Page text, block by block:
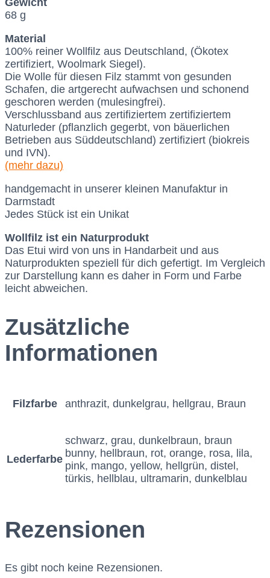
68 g
Material
100% reiner Wollfilz aus Deutschland, (Ökotex
zertifiziert, Woolmark Siegel).
Die Wolle für diesen Filz stammt von gesunden
Schafen, die artgerecht aufwachsen und schonend
geschoren werden (mulesingfrei).
Verschlussband aus zertifiziertem zertifiziertem
Naturleder (pflanzlich gegerbt, von bäuerlichen
Betrieben aus Süddeutschland) zertifiziert (biokreis
und IVN).
(mehr dazu)
handgemacht in unserer kleinen Manufaktur in
Darmstadt
Jedes Stück ist ein Unikat
Wollfilz ist ein Naturprodukt
Das Etui wird von uns in Handarbeit und aus
Naturprodukten speziell für dich gefertigt. Im Vergleich
zur Darstellung kann es daher in Form und Farbe
leicht abweichen.
Zusätzliche
Informationen
Filzfarbe anthrazit, dunkelgrau, hellgrau, Braun
Lederfarbe
schwarz, grau, dunkelbraun, braun
bunny, hellbraun, rot, orange, rosa, lila,
pink, mango, yellow, hellgrün, distel,
türkis, hellblau, ultramarin, dunkelblau
Rezensionen
Es gibt noch keine Rezensionen.